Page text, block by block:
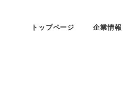
トップページ 企業情報